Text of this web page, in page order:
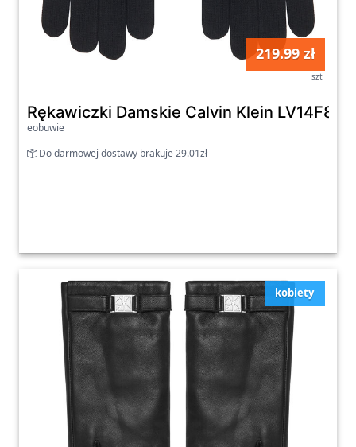
219.99 zł
szt
Rękawiczki Damskie Calvin Klein
eobuwie
Do darmowej dostawy brakuje 29.01zł
kobiety